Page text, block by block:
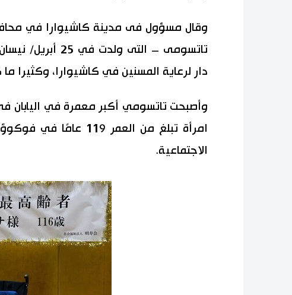
وقال مسؤول فى مدينة كاشيوارا في
دار لرعاية المسنين في كاشيوارا، وكثيرا
وأصبحت تاتسومي أكبر معمرة في اليابان
امرأة تبلغ من العمر
الاجتماعية.